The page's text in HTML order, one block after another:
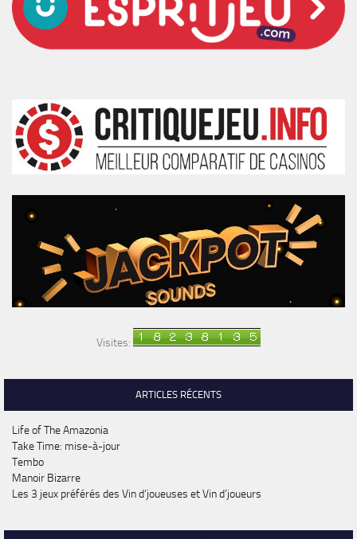
Visites:
ARTICLES RÉCENTS
Life of The Amazonia
Take Time: mise-à-jour
Tembo
Manoir Bizarre
Les 3 jeux préférés des Vin d’joueuses et Vin d’joueurs